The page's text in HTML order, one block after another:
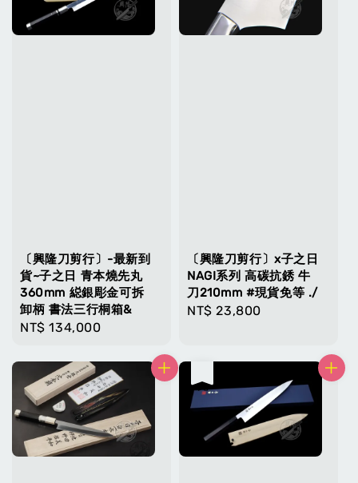
〔興隆刀剪行〕-最新到
貨~子之日 青本燒先丸
360mm 縂銀彫金可拆
卸柄 書法三行桐箱&
Regular
NT$ 134,000
〔興隆刀剪行〕x子之日
NAGI系列 高碳抗銹 牛
刀210mm #現貨免等 ./
Regular
NT$ 23,800